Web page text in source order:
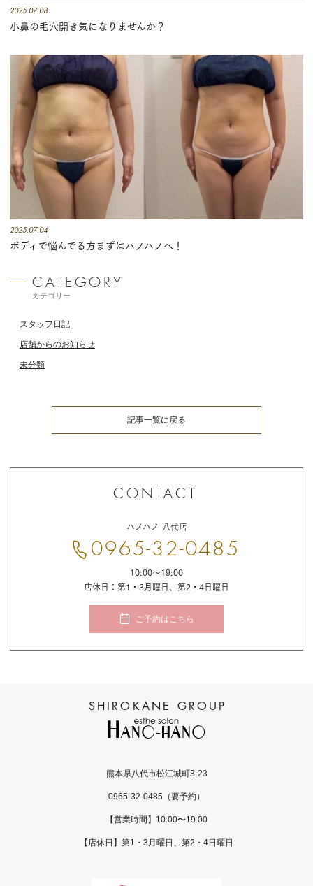
2025.07.08
小鼻の毛穴開き気になりませんか？
2025.07.04
ボディで悩んでる方まずはハノハノへ！
カテゴリー
スタッフ日記
店舗からのお知らせ
未分類
記事一覧に戻る
い
わ
せ
ハノハノ 八代店
0965-32-0485
10:00〜19:00
店休日：第1・3月曜日、第2・4日曜日
ご予約はこちら
熊本県八代市松江城町3-23
0965-32-0485 （要予約）
【営業時間】10:00〜19:00
【店休日】第1・3月曜日、第2・4日曜日